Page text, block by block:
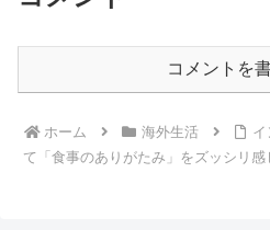
コメントを
ホーム 海外生活
て「食事のありがたみ」をズッシリ感